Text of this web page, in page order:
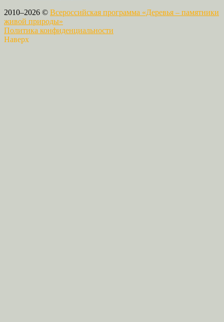
2010–2026 © Всероссийская программа «Деревья – памятники
живой природы»
Политика конфиденциальности
Наверх